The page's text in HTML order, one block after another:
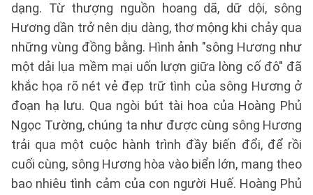
dạng. Từ thượng nguồn hoang dã, dữ dội, sông
Hương dần trở nên dịu dàng, thơ mộng khi chảy qua
những vùng đồng bằng. Hình ảnh "sông Hương như
một dải lụa mềm mại uốn lượn giữa lòng cố đô" đã
khắc họa rõ nét vẻ đẹp trữ tình của sông Hương ở
đoạn hạ lưu. Qua ngòi bút tài hoa của Hoàng Phủ
Ngọc Tường, chúng ta như được cùng sông Hương
trải qua một cuộc hành trình đầy biến đổi, để rồi
cuối cùng, sông Hương hòa vào biển lớn, mang theo
bao nhiêu tình cảm của con người Huế. Hoàng Phủ